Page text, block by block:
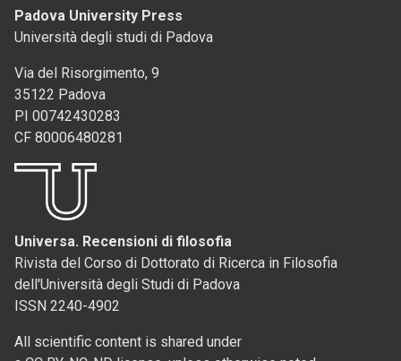
Padova University Press
Università degli studi di Padova
Via del Risorgimento, 9
35122 Padova
PI 00742430283
CF 80006480281
Universa. Recensioni di filosofia
Rivista del Corso di Dottorato di Ricerca in Filosofia
dell'Università degli Studi di Padova
ISSN 2240-4902
All scientific content is shared under